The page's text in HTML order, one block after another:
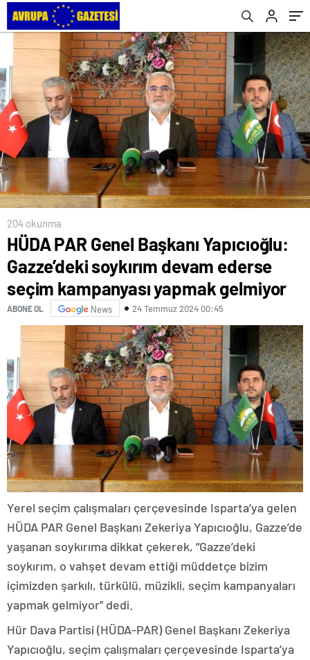
kampanyası yapmak gelmiyor
204 okunma
HÜDA PAR Genel Başkanı Yapıcıoğlu:
Gazze’deki soykırım devam ederse
seçim kampanyası yapmak gelmiyor
ABONE OL News 24 Temmuz 2024 00:45
Yerel seçim çalışmaları çerçevesinde Isparta’ya gelen
HÜDA PAR Genel Başkanı Zekeriya Yapıcıoğlu, Gazze’de
yaşanan soykırıma dikkat çekerek, “Gazze’deki
soykırım, o vahşet devam ettiği müddetçe bizim
içimizden şarkılı, türkülü, müzikli, seçim kampanyaları
yapmak gelmiyor” dedi.
Hür Dava Partisi (HÜDA-PAR) Genel Başkanı Zekeriya
Yapıcıoğlu, seçim çalışmaları çerçevesinde Isparta’ya